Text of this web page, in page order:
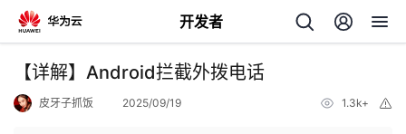
开发者
返
【详解】Android拦截外拨电话
皮牙子抓饭 2025/09/19 1.3k+